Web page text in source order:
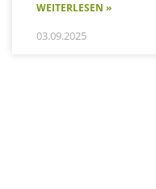
WEITERLESEN »
03.09.2025